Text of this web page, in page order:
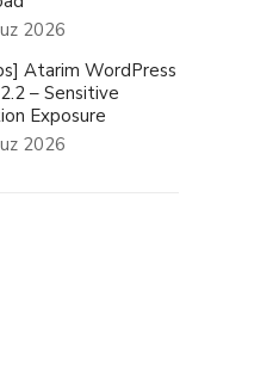
2026
Atarim WordPress
– Sensitive
Exposure
2026